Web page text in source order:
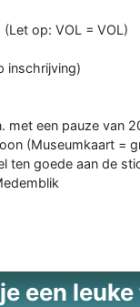
op: VOL = VOL)
inschrijving)
met een pauze van
(Museumkaart =
ten goede aan de
een